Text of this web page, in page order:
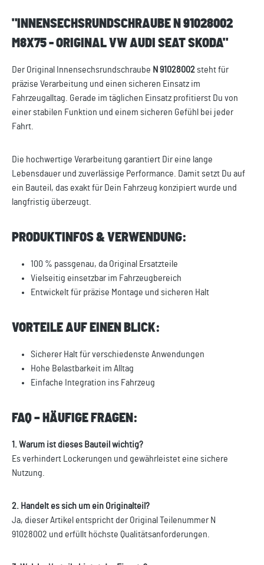
"INNENSECHSRUNDSCHRAUBE N 91028002
M8X75 - ORIGINAL VW AUDI SEAT SKODA"
Der Original Innensechsrundschraube N 91028002steht für
präzise Verarbeitung und einen sicheren Einsatz im
Fahrzeugalltag. Gerade im täglichen Einsatz profitierst Du von
einer stabilen Funktion und einem sicheren Gefühl bei jeder
Fahrt.
Die hochwertige Verarbeitung garantiert Dir eine lange
Lebensdauer und zuverlässige Performance. Damit setzt Du auf
ein Bauteil, das exakt für Dein Fahrzeug konzipiert wurde und
langfristig überzeugt.
PRODUKTINFOS & VERWENDUNG:
100 % passgenau, da Original Ersatzteile
Vielseitig einsetzbar im Fahrzeugbereich
Entwickelt für präzise Montage und sicheren Halt
VORTEILE AUF EINEN BLICK:
Sicherer Halt für verschiedenste Anwendungen
Hohe Belastbarkeit im Alltag
Einfache Integration ins Fahrzeug
FAQ – HÄUFIGE FRAGEN:
1. Warum ist dieses Bauteil wichtig?
Es verhindert Lockerungen und gewährleistet eine sichere
Nutzung.
2. Handelt es sich um ein Originalteil?
Ja, dieser Artikel entspricht der Original Teilenummer N
91028002 und erfüllt höchste Qualitätsanforderungen.